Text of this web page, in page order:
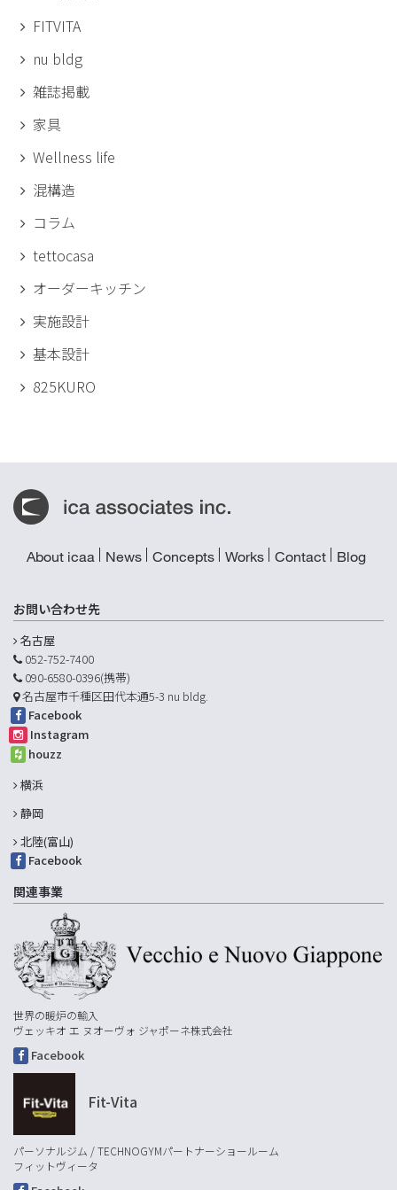
FITVITA
nu bldg
雑誌掲載
家具
Wellness life
混構造
コラム
tettocasa
オーダーキッチン
実施設計
基本設計
825KURO
About icaa News Concepts Works Contact Blog
お問い合わせ先
名古屋
052-752-7400
090-6580-0396(携帯)
名古屋市千種区田代本通5-3 nu bldg.
Facebook
Instagram
houzz
横浜
静岡
北陸(富山)
Facebook
関連事業
世界の暖炉の輸入
ヴェッキオ エ ヌオーヴォ ジャポーネ株式会社
Facebook
Fit-Vita
パーソナルジム / TECHNOGYMパートナーショールーム
フィットヴィータ